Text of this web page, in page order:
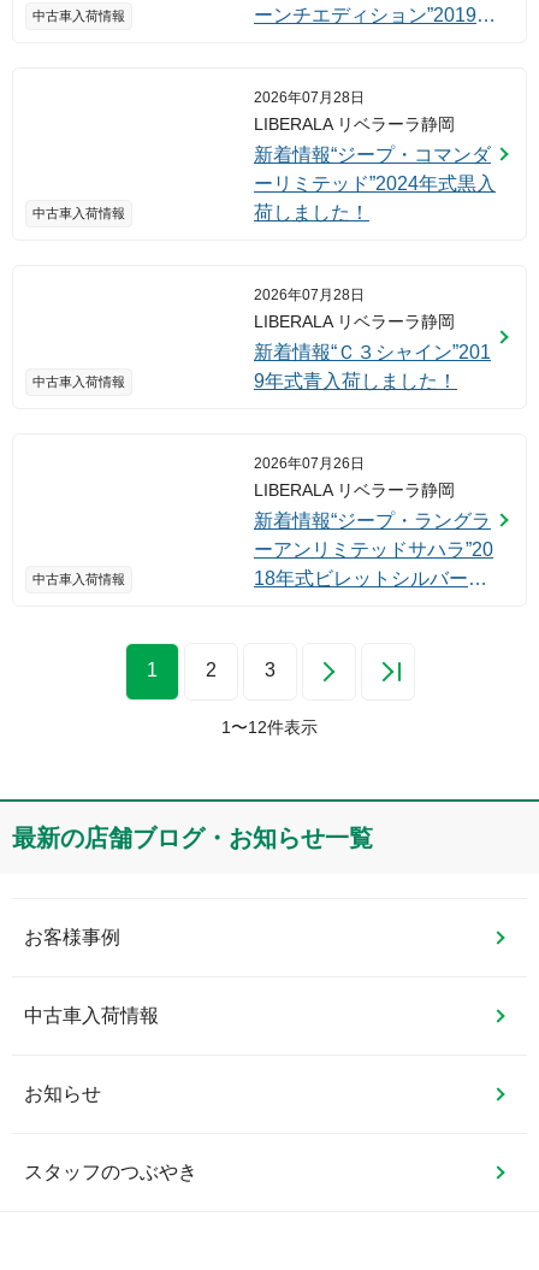
中古車入荷情報
ーンチエディション”2019年
中古車入荷情報
2026年07月28日
LIBERALA リベラーラ静岡
新着情報“ジープ・コマンダ
ーリミテッド”2024年式黒入
荷しました！
中古車入荷情報
2026年07月28日
LIBERALA リベラーラ静岡
新着情報“Ｃ３シャイン”201
9年式青入荷しました！
中古車入荷情報
2026年07月26日
LIBERALA リベラーラ静岡
新着情報“ジープ・ラングラ
ーアンリミテッドサハラ”20
18年式ビレットシルバー入
1 2 3
1 〜12件表示
最新の店舗ブログ・お知らせ一覧
お客様事例
中古車入荷情報
お知らせ
スタッフのつぶやき